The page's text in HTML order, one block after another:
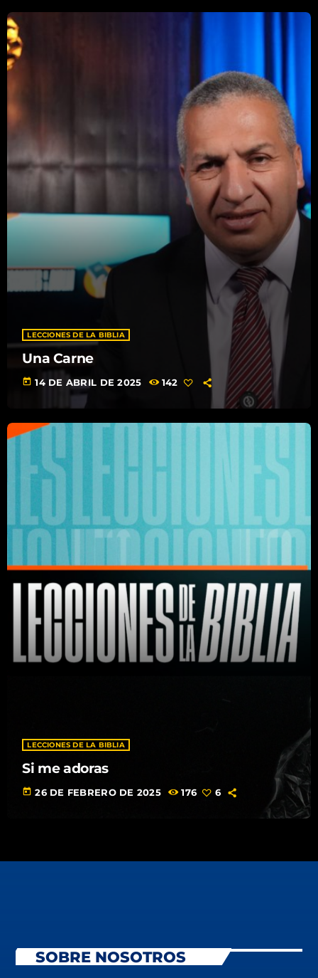
Novedades
Una mejor manera de vivir
1:30 AM - 1:35 AM
4:30 AM - 5:00 AM
Una luz menor
CONDUCIDO POR DAVID MACARIO
LECCIONES DE LA BIBLIA
Una Carne
today 14 DE ABRIL DE 2025 142
LECCIONES DE LA BIBLIA
Si me adoras
today 26 DE FEBRERO DE 2025 176 6
SOBRE NOSOTROS